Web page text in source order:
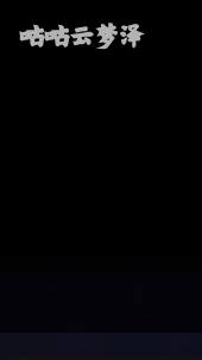
咕咕云梦泽